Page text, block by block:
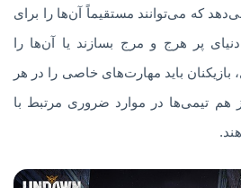
می‌دهد که می‌توانند مستقیماً آن‌ها را برای
پر هرج و مرج بسازند یا آن‌ها را
بازیکنان باید مهارت‌های خاصی را در هر
هم تیمی‌ها در موارد ضروری مرتبط با